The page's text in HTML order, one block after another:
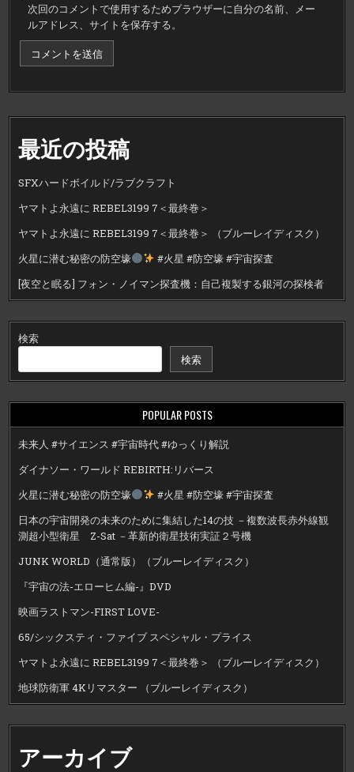
次回のコメントで使用するためブラウザーに自分の名前、メー
ルアドレス、サイトを保存する。
最近の投稿
SFXハードボイルド/ラブクラフト
ヤマトよ永遠に REBEL3199 7＜最終巻＞
ヤマトよ永遠に REBEL3199 7＜最終巻＞ （ブルーレイディスク）
火星に潜む秘密の防空壕
#火星 #防空壕 #宇宙探査
[夜空と眠る] フォン・ノイマン探査機：自己複製する銀河の探検者
検索
検索
POPULAR POSTS
未来人 #サイエンス #宇宙時代 #ゆっくり解説
ダイナソー・ワールド REBIRTH:リバース
火星に潜む秘密の防空壕
#火星 #防空壕 #宇宙探査
日本の宇宙開発の未来のために集結した14の技 －複数波長赤外線観
測超小型衛星 Z-Sat －革新的衛星技術実証２号機
JUNK WORLD（通常版）（ブルーレイディスク）
『宇宙の法-エローヒム編-』DVD
映画ラストマン-FIRST LOVE-
65/シックスティ・ファイブ スペシャル・プライス
ヤマトよ永遠に REBEL3199 7＜最終巻＞ （ブルーレイディスク）
地球防衛軍 4Kリマスター （ブルーレイディスク）
アーカイブ